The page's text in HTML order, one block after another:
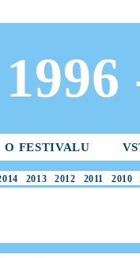
O FESTIVALU
2013 2012 2011 2010